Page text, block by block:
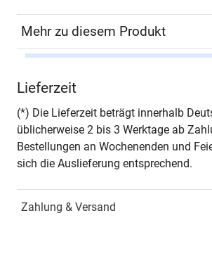
Mehr zu diesem Produkt
Seiten
Jahr Hamburg
Schriftenreihe
Lieferzeit
(*) Die Lieferzeit beträgt innerhalb
üblicherweise 2 bis 3 Werktage ab
Bestellungen an Wochenenden und
sich die Auslieferung entsprechend.
Zahlung & Versand